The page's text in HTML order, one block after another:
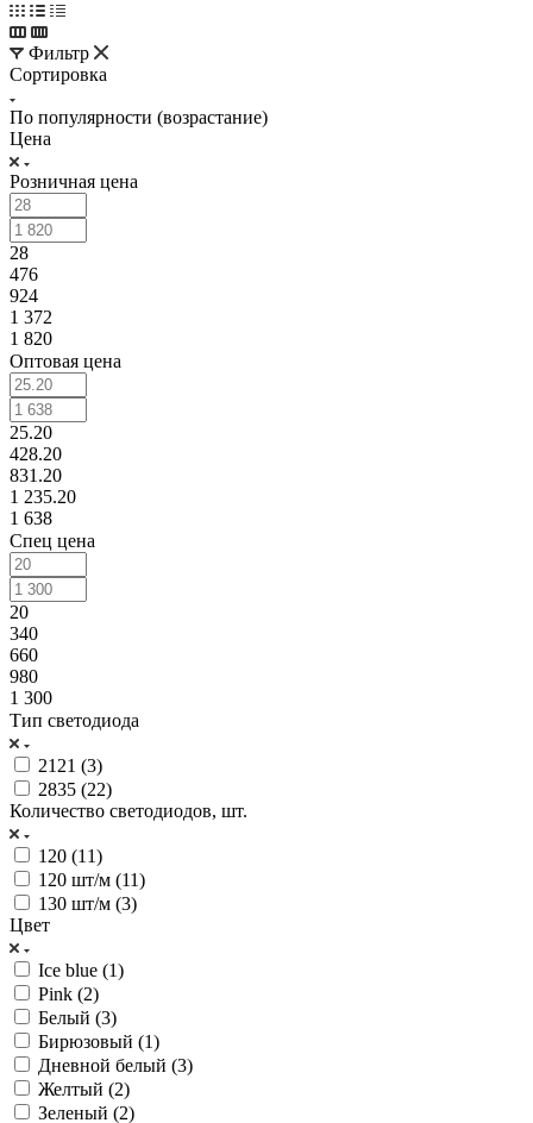
Фильтр
Сортировка
По популярности (возрастание)
Цена
Розничная цена
28
476
924
1 372
1 820
Оптовая цена
25.20
428.20
831.20
1 235.20
1 638
Спец цена
20
340
660
980
1 300
Тип светодиода
2121 (3)
2835 (22)
Количество светодиодов, шт.
120 (11)
120 шт/м (11)
130 шт/м (3)
Цвет
Ice blue (1)
Pink (2)
Белый (3)
Бирюзовый (1)
Дневной белый (3)
Желтый (2)
Зеленый (2)